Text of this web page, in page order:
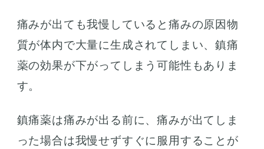
痛みが出ても我慢していると痛みの原因物
質が体内で大量に生成されてしまい、鎮痛
薬の効果が下がってしまう可能性もありま
す。
鎮痛薬は痛みが出る前に、痛みが出てしま
った場合は我慢せずすぐに服用することが